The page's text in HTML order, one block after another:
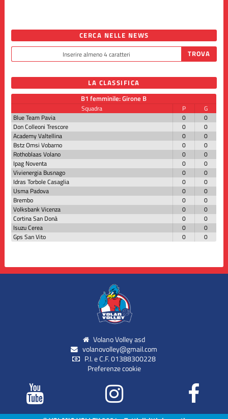
CERCA NELLE NEWS
LA CLASSIFICA
B1 femminile: Girone B
Squadra P
G
Blue Team Pavia
0
0
Don Colleoni Trescore
0
0
Academy Valtellina
0
0
Bstz Omsi Vobarno
0
0
Rothoblaas Volano
0
0
Ipag Noventa
0
0
Vivienergia Busnago
0
0
Idras Torbole Casaglia
0
0
Usma Padova
0
0
Brembo
0
0
Volksbank Vicenza
0
0
Cortina San Donà
0
0
Isuzu Cerea
0
0
Gps San Vito
0 0
Volano Volley asd
volanovolley@gmail.com
P.I. e C.F. 01388300228
Preferenze cookie